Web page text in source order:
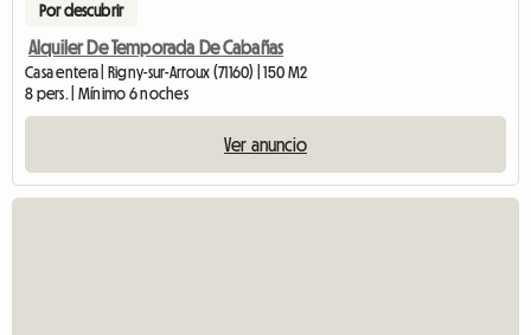
Por descubrir
Alquiler De Temporada De Cabañas
Casa entera | Rigny-sur-Arroux (71160) | 150 M2
8 pers. | Mínimo 6 noches
Ver anuncio